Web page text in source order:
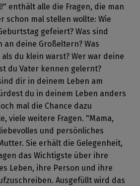
enthält alle die Fragen, die man
schon mal stellen wollte: Wie
gefeiert? Was sind
deine Großeltern? Was
du klein warst? Wer war deine
du Vater kennen gelernt?
dir in deinem Leben am
du in deinem Leben anders
mal die Chance dazu
viele weitere Fragen. "Mama,
und persönliches
Sie erhält die Gelegenheit,
das Wichtigste über ihre
Leben, ihre Person und ihre
Ausgefüllt wird das